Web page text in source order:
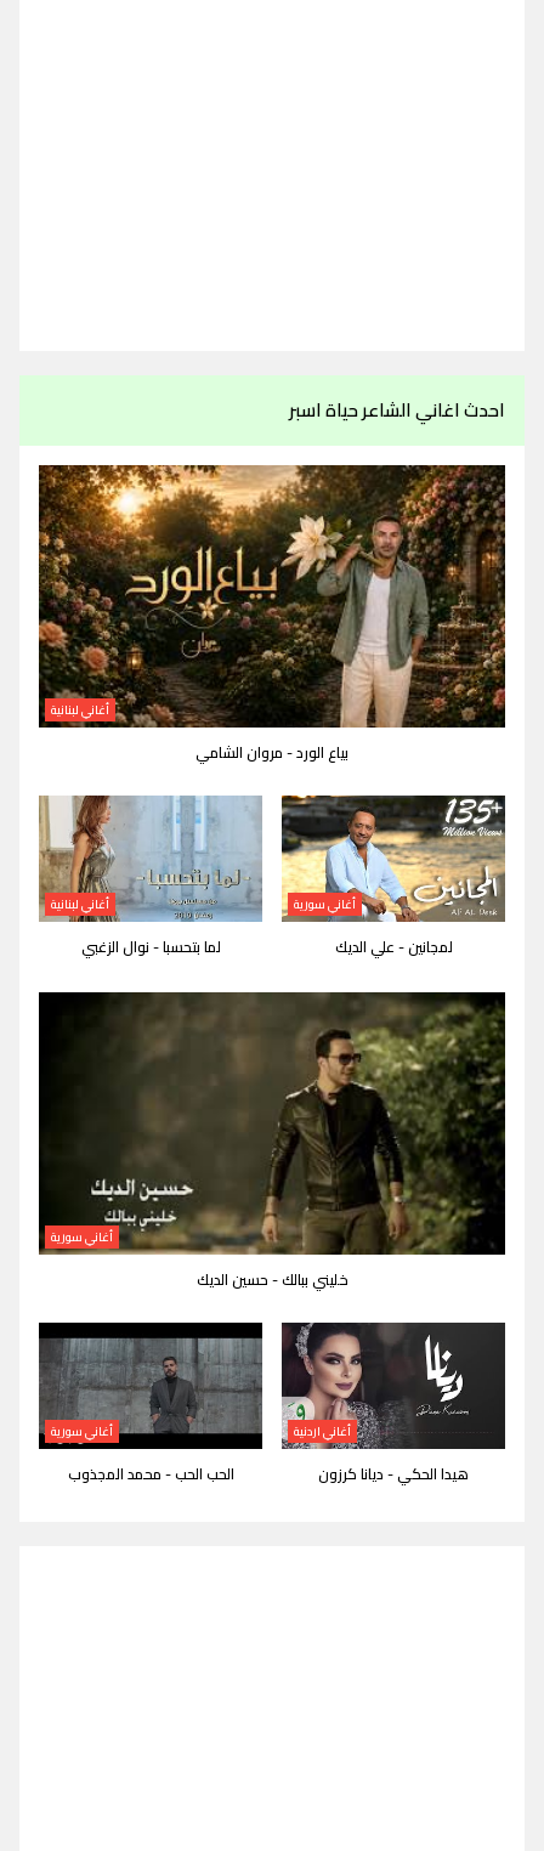
احدث اغاني الشاعر حياة اسبر
أغاني لبنانية
بياع الورد - مروان الشامي
أغاني سورية
لمجانين - علي الديك
أغاني لبنانية
لما بتحسبا - نوال الزغبي
أغاني سورية
خليني ببالك - حسين الديك
أغاني اردنية
هيدا الحكي - ديانا كرزون
أغاني سورية
الحب الحب - محمد المجذوب